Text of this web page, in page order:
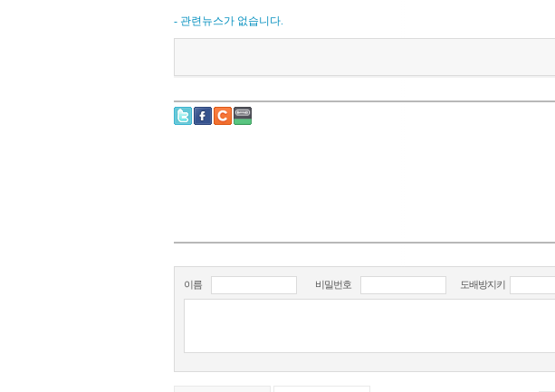
- 관련뉴스가 없습니다.